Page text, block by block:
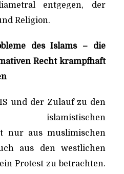
entgegen, der
Religion.
des Islams – die
Recht krampfhaft
und der Zulauf zu den
islamistischen
nur aus muslimischen
aus den westlichen
Protest zu betrachten.